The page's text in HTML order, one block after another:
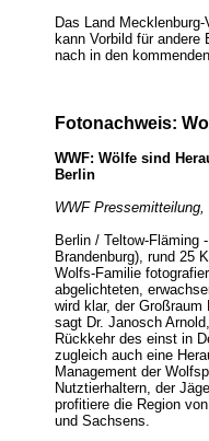
Das Land
kann Vorbild für
nach in den
Fotonachweis:
WWF: Wölfe sind
Berlin
WWF Pressemitteilung,
Berlin / Teltow-Fläming
Brandenburg), rund 25
Wolfs-Familie
abgelichteten,
wird klar, der Großraum
sagt Dr. Janosch
Rückkehr des einst in
zugleich auch eine
Management der
Nutztierhaltern, der
profitiere die Region
und Sachsens.